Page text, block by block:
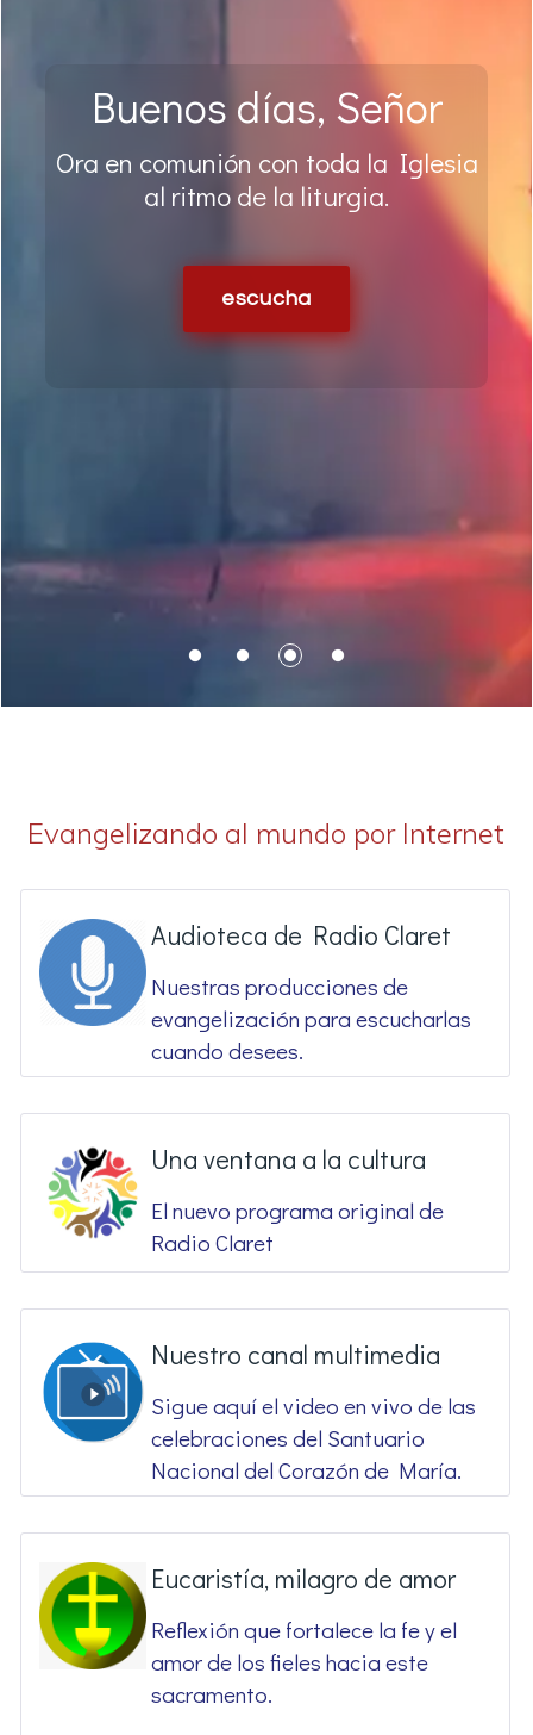
Buenos días, Señor
Ora en comunión con toda la Iglesia
al ritmo de la liturgia.
escucha
Presencia Salvadora de Jesús,
Evangelizando al mundo por Internet
Audioteca de Radio Claret
Nuestras producciones de
evangelización para escucharlas
cuando desees.
Una ventana a la cultura
El nuevo programa original de
Radio Claret
Nuestro canal multimedia
Sigue aquí el video en vivo de las
celebraciones del Santuario
Nacional del Corazón de María.
Eucaristía, milagro de amor
Reflexión que fortalece la fe y el
amor de los fieles hacia este
sacramento.